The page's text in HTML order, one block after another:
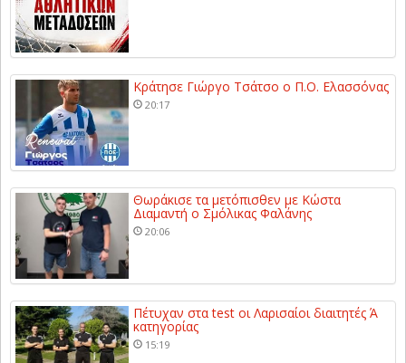
Κράτησε Γιώργο Τσάτσο ο Π.Ο. Ελασσόνας
20:17
Θωράκισε τα μετόπισθεν με Κώστα
Διαμαντή ο Σμόλικας Φαλάνης
20:06
Πέτυχαν στα test οι Λαρισαίοι διαιτητές Ά
κατηγορίας
15:19